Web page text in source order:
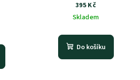
395 Kč
Skladem
Do košíku